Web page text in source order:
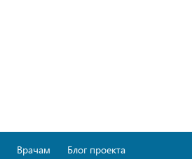
Врачам
Блог проекта